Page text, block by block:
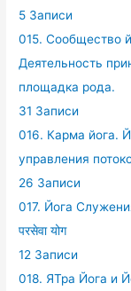
5 Записи
015. Сообщество
Деятельность
площадка рода.
31 Записи
016. Карма йога.
управления
26 Записи
017. Йога
परसेवा योग
12 Записи
018. ЯТра Йога и